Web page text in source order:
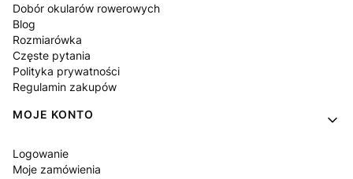
Dobór okularów rowerowych
Blog
Rozmiarówka
Częste pytania
Polityka prywatności
Regulamin zakupów
MOJE KONTO
Logowanie
Moje zamówienia